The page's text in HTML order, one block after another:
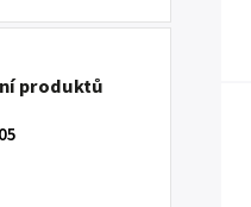
produktů